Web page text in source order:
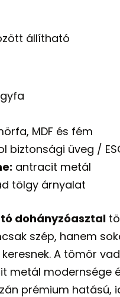
állítható
MDF és fém
biztonsági üveg /
antracit metál
tölgy árnyalat
dohányzóasztal
szép, hanem
A tömör
metál modernsége
prémium hatású,